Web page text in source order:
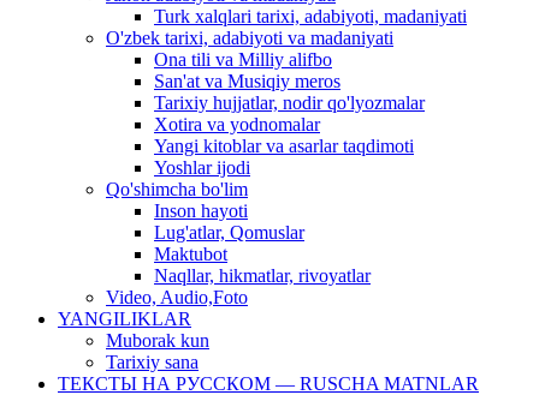
Turk xalqlari tarixi, adabiyoti, madaniyati
O'zbek tarixi, adabiyoti va madaniyati
Ona tili va Milliy alifbo
San'at va Musiqiy meros
Tarixiy hujjatlar, nodir qo'lyozmalar
Xotira va yodnomalar
Yangi kitoblar va asarlar taqdimoti
Yoshlar ijodi
Qo'shimcha bo'lim
Inson hayoti
Lug'atlar, Qomuslar
Maktubot
Naqllar, hikmatlar, rivoyatlar
Video, Audio,Foto
YANGILIKLAR
Muborak kun
Tarixiy sana
ТЕКСТЫ НА РУССКОМ — RUSCHA MATNLAR